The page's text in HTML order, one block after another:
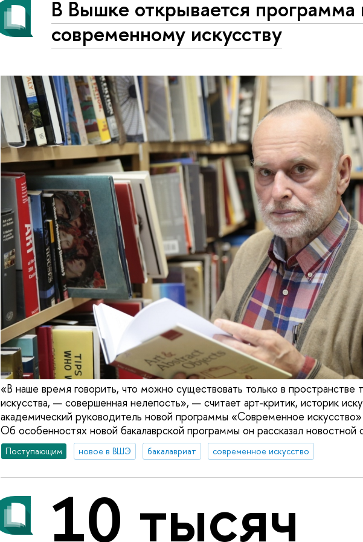
В Вышке открывается программа
современному искусству
«В наше время говорить, что можно существовать только в пространстве
искусства, — совершенная нелепость», — считает арт-критик, историк
академический руководитель новой программы «Современное
Об особенностях новой бакалаврской программы он рассказал
Поступающим новое в ВШЭ бакалавриат современное искусство
10 тысяч